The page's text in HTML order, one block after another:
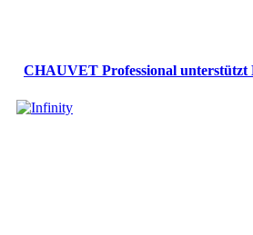
CHAUVET Professional unterstützt